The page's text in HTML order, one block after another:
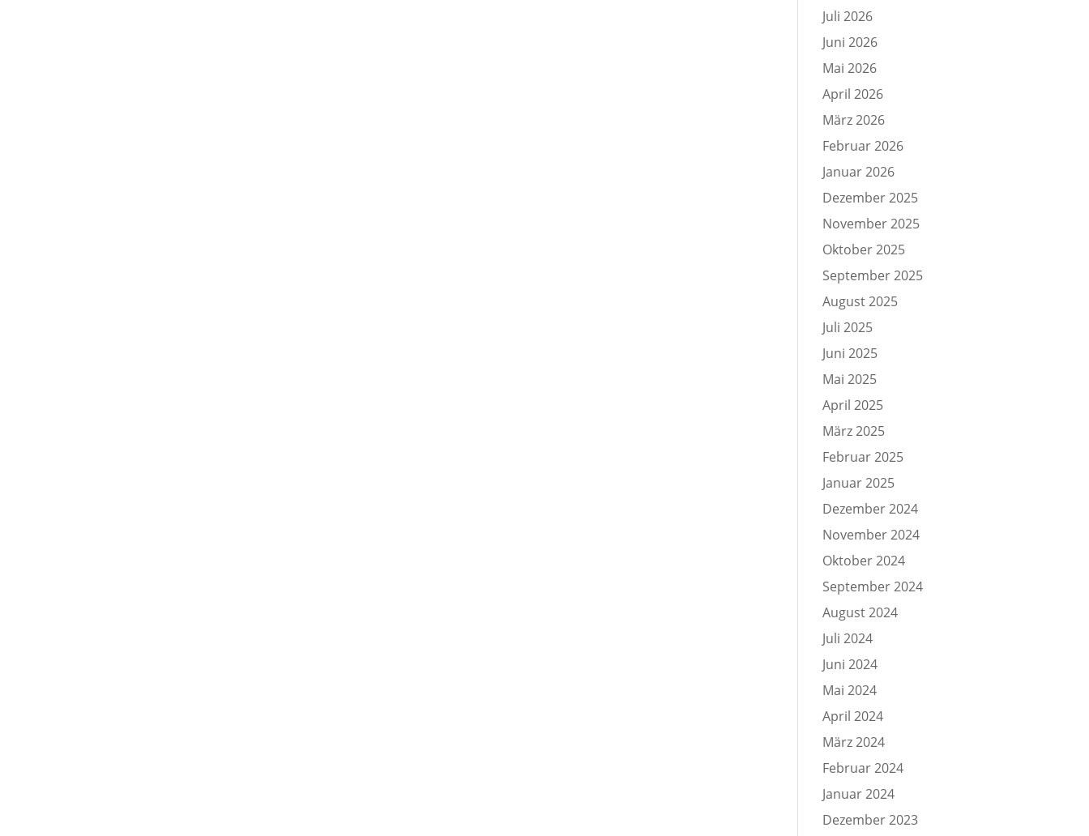
Juli 2026
Juni 2026
Mai 2026
April 2026
März 2026
Februar 2026
Januar 2026
Dezember 2025
November 2025
Oktober 2025
September 2025
August 2025
Juli 2025
Juni 2025
Mai 2025
April 2025
März 2025
Februar 2025
Januar 2025
Dezember 2024
November 2024
Oktober 2024
September 2024
August 2024
Juli 2024
Juni 2024
Mai 2024
April 2024
März 2024
Februar 2024
Januar 2024
Dezember 2023